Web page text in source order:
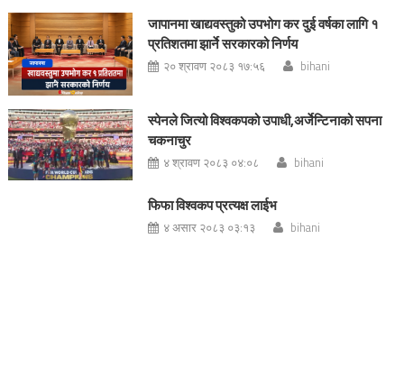
जापानमा खाद्यवस्तुको उपभोग कर दुई वर्षका लागि १
प्रतिशतमा झार्ने सरकारको निर्णय
२० श्रावण २०८३ १७:५६ bihani
स्पेनले जित्यो विश्वकपको उपाधी,अर्जेन्टिनाको सपना
चकनाचुर
४ श्रावण २०८३ ०४:०८ bihani
फिफा विश्वकप प्रत्यक्ष लाईभ
४ असार २०८३ ०३:१३ bihani